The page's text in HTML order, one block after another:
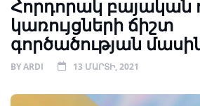
Հորդորակ բայական
կառույցների ճիշտ
գործածության
BYARDI 13 ՄԱՐՏԻ, 2021